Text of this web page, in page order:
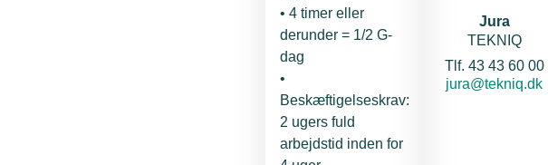
• 4 timer eller
derunder = 1/2 G-
dag
•
Beskæftigelseskrav:
2 ugers fuld
arbejdstid inden for
Jura
TEKNIQ
Telefon:
Tlf. 43 43 60 00
E-mail:
jura@tekniq.dk